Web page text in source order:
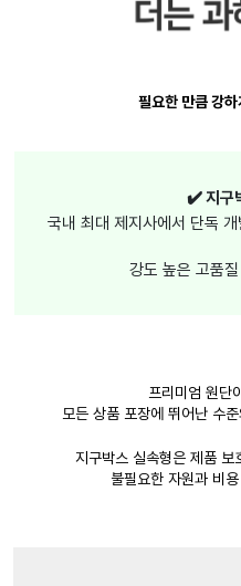
필요한 만큼 강하
✔️ 지구
국내 최대 제지사에서 단독
강도 높은 고품
프리미엄 원단
모든 상품 포장에 뛰어난 수
지구박스 실속형은 제품 보
불필요한 자원과 비